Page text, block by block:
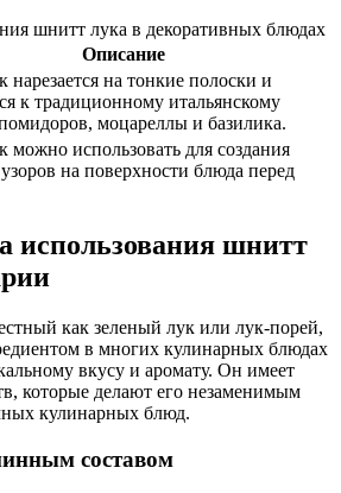
шнитт лука в декоративных блюдах
Описание
на тонкие полоски и
к традиционному итальянскому
моцареллы и базилика.
использовать для создания
на поверхности блюда перед
использования шнитт
как зеленый лук или лук-порей,
в многих кулинарных блюдах
вкусу и аромату. Он имеет
которые делают его незаменимым
кулинарных блюд.
составом